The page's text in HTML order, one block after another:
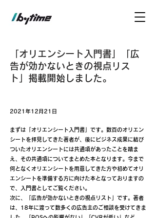
「オリエンシート入門書」「広
告が効かないときの視点リス
ト」掲載開始しました。
2021年12月21日
まずは「オリエンシート入門書」です。数百のオリエン
シートを拝見してきた著者が、後にビジネス成果に結び
ついたオリエンシートには共通項があったことを踏ま
え、その共通項についてまとめた本となります。今まで
何となくオリエンシートを用意してきた方や初めてオリ
エンシートを準備する方に向けた本となっておりますの
で、入門書としてご覧ください。
次に、「広告が効かないときの視点リスト」です。著者
は、18年に渡って数多くの広告主のご相談を受けてきま